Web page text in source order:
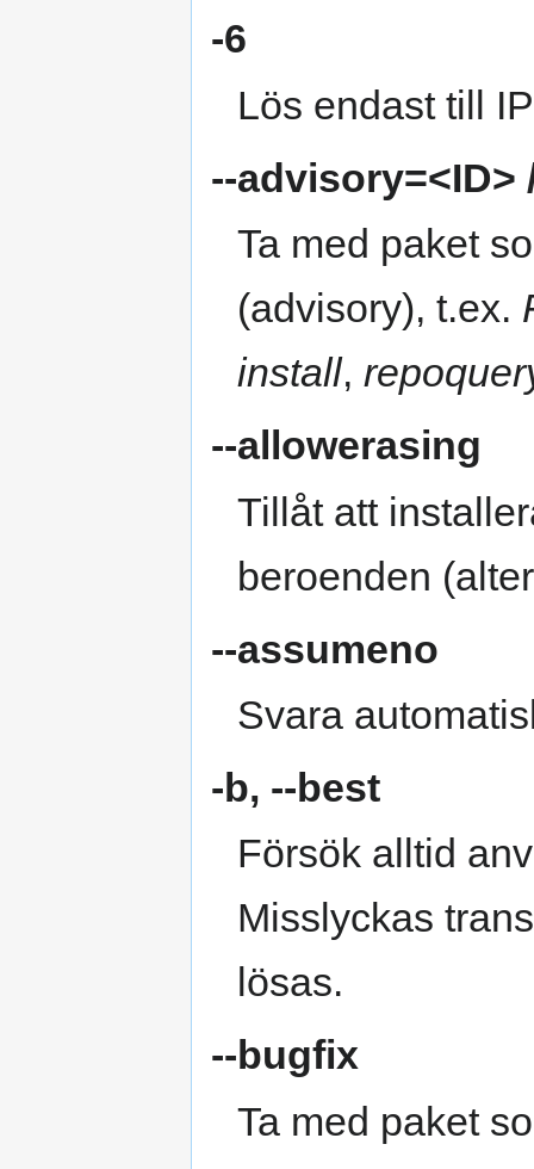
-6
Lös endast till
--advisory=<ID>
Ta med paket
(advisory), t.ex.
install,
--allowerasing
Tillåt att
beroenden
--assumeno
Svara
-b, --best
Försök alltid
Misslyckas
lösas.
--bugfix
Ta med paket